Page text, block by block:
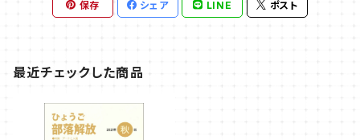
保存 シェア LINE ポスト
最近チェックした商品